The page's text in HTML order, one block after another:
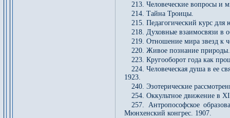
213. Человеческие вопросы и
214. Тайна Троицы.
215. Педагогический курс для
218. Духовные взаимосвязи в
219. Отношение мира звезд к
220. Живое познание природы.
223. Кругооборот года как
224. Человеческая душа в ее
1923.
240. Эзотерические
254. Оккультное движение в
257. Антропософское
Мюнхенский конгрес. 1907.